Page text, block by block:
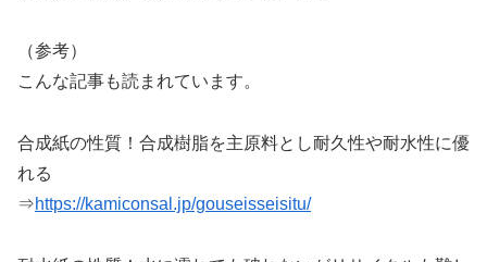
（参考）
こんな記事も読まれています。
合成紙の性質！合成樹脂を主原料とし耐久性や耐水性に優
れる
⇒https://kamiconsal.jp/gouseisseisitu/